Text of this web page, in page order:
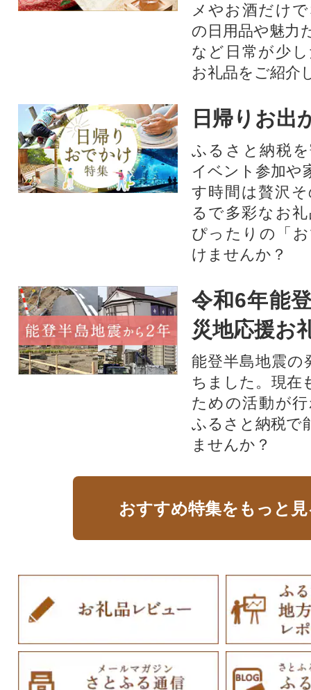
メやお酒だけ
の日用品や魅力
など日常が少
お礼品をご紹介
日帰りお出
ふるさと納税
イベント参加や
す時間は贅沢
るで多彩なお
ぴったりの「
けませんか？
令和6年能
災地応援お
能登半島地震の
ちました。現在
ための活動が
ふるさと納税で
ませんか？
おすすめ特集をもっと